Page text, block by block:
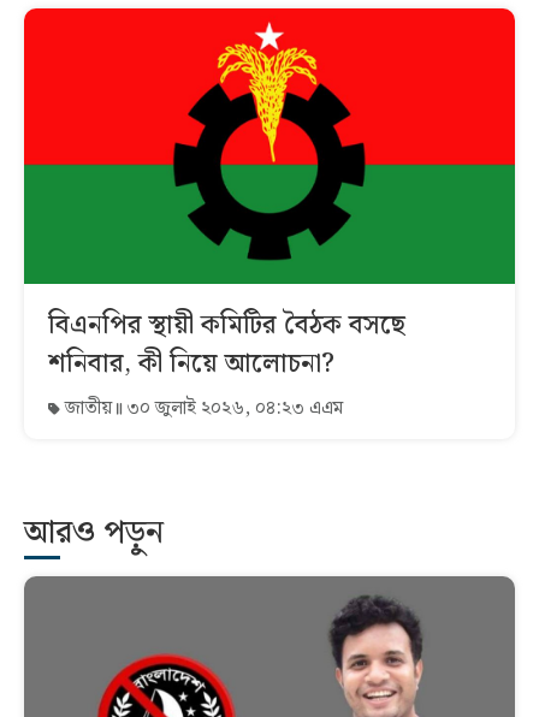
বিএনপির স্থায়ী কমিটির বৈঠক বসছে
শনিবার, কী নিয়ে আলোচনা?
জাতীয় ৩০ জুলাই ২০২৬, ০৪:২৩ এএম
আরও পড়ুন